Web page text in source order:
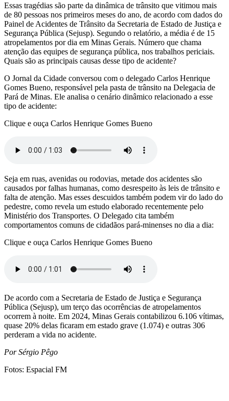
Essas tragédias são parte da dinâmica de trânsito que vitimou mais
de 80 pessoas nos primeiros meses do ano, de acordo com dados do
Painel de Acidentes de Trânsito da Secretaria de Estado de Justiça e
Segurança Pública (Sejusp). Segundo o relatório, a média é de 15
atropelamentos por dia em Minas Gerais. Número que chama
atenção das equipes de segurança pública, nos trabalhos periciais.
Quais são as principais causas desse tipo de acidente?
O Jornal da Cidade conversou com o delegado Carlos Henrique
Gomes Bueno, responsável pela pasta de trânsito na Delegacia de
Pará de Minas. Ele analisa o cenário dinâmico relacionado a esse
tipo de acidente:
Clique e ouça Carlos Henrique Gomes Bueno
Seja em ruas, avenidas ou rodovias, metade dos acidentes são
causados por falhas humanas, como desrespeito às leis de trânsito e
falta de atenção. Mas esses descuidos também podem vir do lado do
pedestre, como revela um estudo elaborado recentemente pelo
Ministério dos Transportes. O Delegado cita também
comportamentos comuns de cidadãos pará-minenses no dia a dia:
Clique e ouça Carlos Henrique Gomes Bueno
De acordo com a Secretaria de Estado de Justiça e Segurança
Pública (Sejusp), um terço das ocorrências de atropelamentos
ocorrem à noite. Em 2024, Minas Gerais contabilizou 6.106 vítimas,
quase 20% delas ficaram em estado grave (1.074) e outras 306
perderam a vida no acidente.
Por Sérgio Pêgo
Fotos: Espacial FM